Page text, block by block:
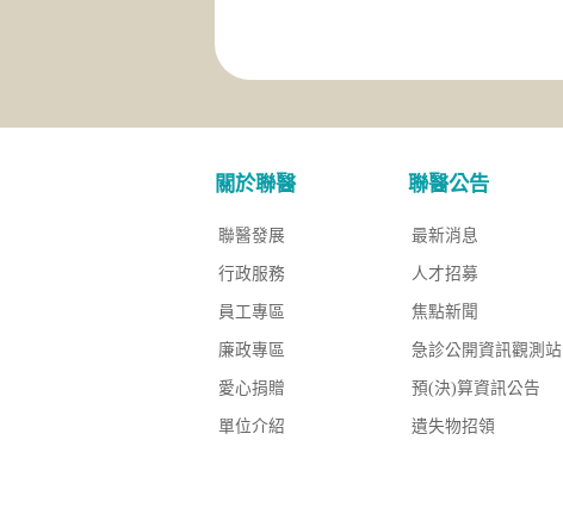
關於聯醫
聯醫發展
行政服務
員工專區
廉政專區
愛心捐贈
單位介紹
聯醫公告
最新消息
人才招募
焦點新聞
急診公開資訊觀測站
預(決)算資訊公告
遺失物招領